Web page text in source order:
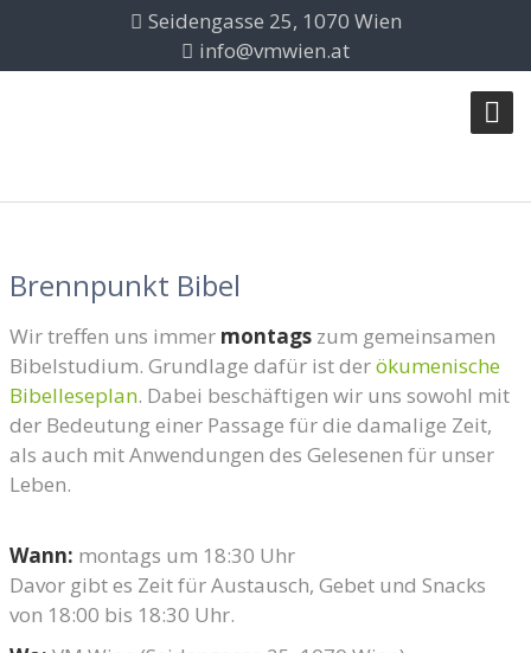
Seidengasse 25, 1070 Wien
info@vmwien.at
Brennpunkt Bibel
Wir treffen uns immer montagszum gemeinsamen
Bibelstudium. Grundlage dafür ist derökumenische
Bibelleseplan. Dabei beschäftigen wir uns sowohl mit
der Bedeutung einer Passage für die damalige Zeit,
als auch mit Anwendungen des Gelesenen für unser
Leben.
Wann: montags um 18:30 Uhr
Davor gibt es Zeit für Austausch, Gebet und Snacks
von 18:00 bis 18:30 Uhr.